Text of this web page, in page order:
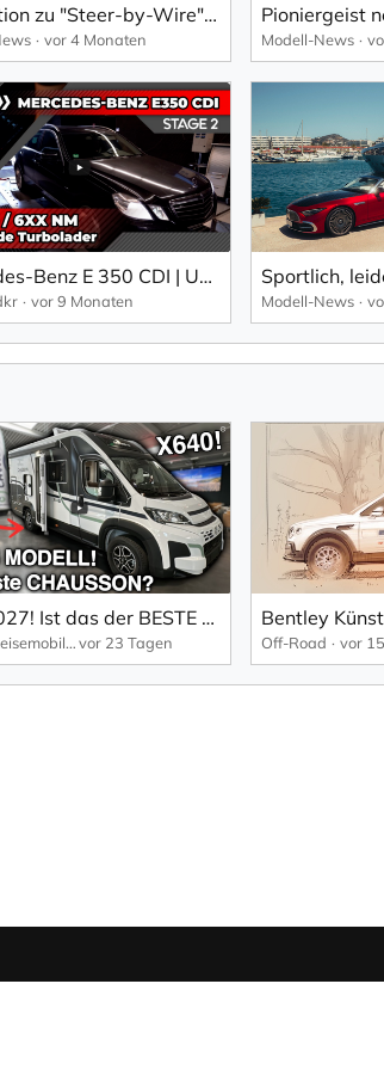
Animation zu "Steer-by-Wire" von Mercedes-Benz.
vor 4 Monaten Modell-News
Mercedes-Benz E 350 CDI | Upgrade Turbolader + Software Stage 2+ | mcchip-dkr
vor 9 Monaten Modell-News
NEU 2027! Ist das der BESTE Chausson? Neues Modell X640 VAN/Reisemobil
DÜMO Reisemobile vor 23 Tagen Off-Road vor